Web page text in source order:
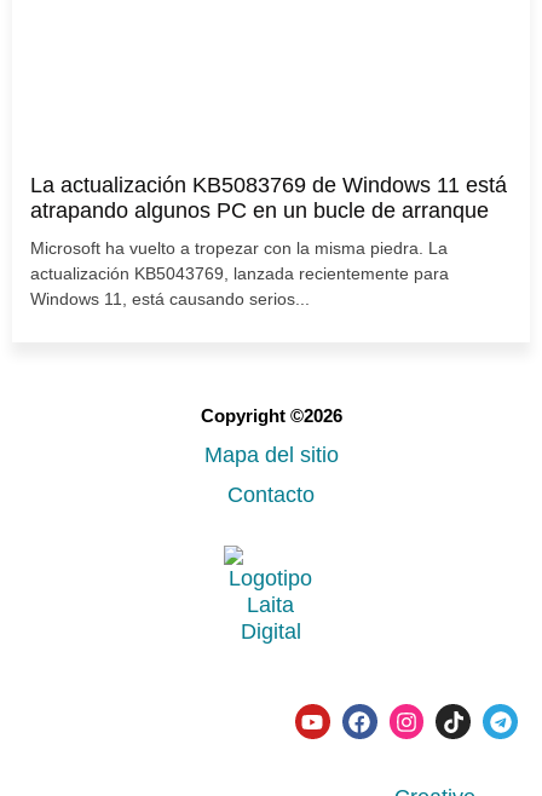
La actualización KB5083769 de Windows 11 está
atrapando algunos PC en un bucle de arranque
Microsoft ha vuelto a tropezar con la misma piedra. La
actualización KB5043769, lanzada recientemente para
Windows 11, está causando serios...
Copyright ©2026
Mapa del sitio
Contacto